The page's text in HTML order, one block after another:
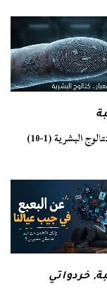
البشرية (1-10)
,خردواتي